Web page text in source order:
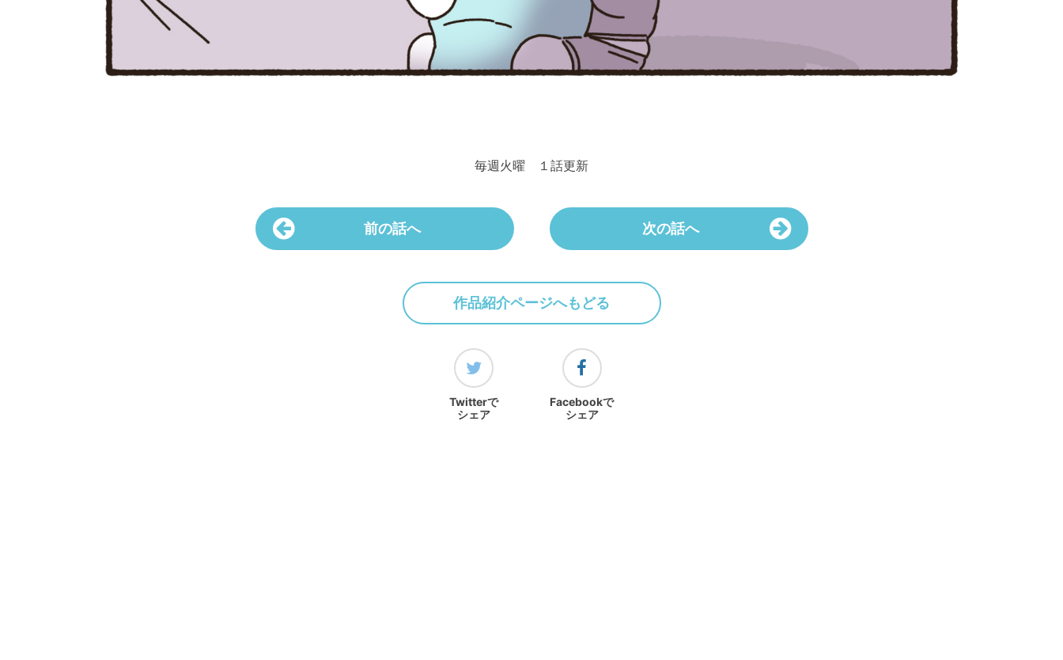
毎週火曜 １話更新
前の話へ 次の話へ
作品紹介ページへもどる
Twitterで
シェア
Facebookで
シェア